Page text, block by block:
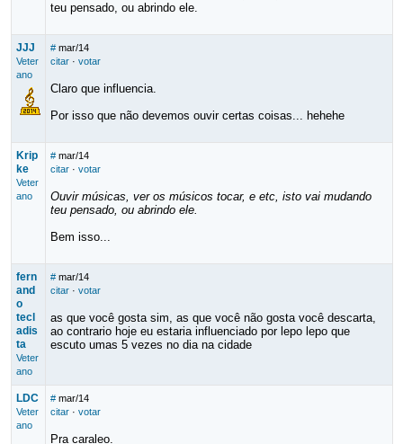
teu pensado, ou abrindo ele.
JJJ
Veter
ano
# mar/14
citar· votar
Claro que influencia.
Por isso que não devemos ouvir certas coisas... hehehe
Krip
ke
Veter
ano
# mar/14
citar· votar
Ouvir músicas, ver os músicos tocar, e etc, isto vai mudando
teu pensado, ou abrindo ele.
Bem isso...
fern
and
o
tecl
adis
ta
Veter
ano
# mar/14
citar· votar
as que você gosta sim, as que você não gosta você descarta,
ao contrario hoje eu estaria influenciado por lepo lepo que
escuto umas 5 vezes no dia na cidade
LDC
Veter
ano
# mar/14
citar· votar
Pra caraleo.